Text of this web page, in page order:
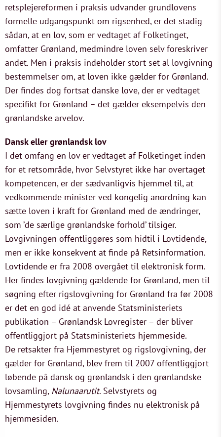
retsplejereformen i praksis udvander grundlovens
formelle udgangspunkt om rigsenhed, er det stadig
sådan, at en lov, som er vedtaget af Folketinget,
omfatter Grønland, medmindre loven selv foreskriver
andet. Men i praksis indeholder stort set al lovgivning
bestemmelser om, at loven ikke gælder for Grønland.
Der findes dog fortsat danske love, der er vedtaget
specifikt for Grønland – det gælder eksempelvis den
grønlandske arvelov.
Dansk eller grønlandsk lov
I det omfang en lov er vedtaget af Folketinget inden
for et retsområde, hvor Selvstyret ikke har overtaget
kompetencen, er der sædvanligvis hjemmel til, at
vedkommende minister ved kongelig anordning kan
sætte loven i kraft for Grønland med de ændringer,
som ’de særlige grønlandske forhold’ tilsiger.
Lovgivningen offentliggøres som hidtil i Lovtidende,
men er ikke konsekvent at finde på Retsinformation.
Lovtidende er fra 2008 overgået til elektronisk form.
Her findes lovgivning gældende for Grønland, men til
søgning efter rigslovgivning for Grønland fra før 2008
er det en god idé at anvende Statsministeriets
publikation – Grønlandsk Lovregister – der bliver
offentliggjort på Statsministeriets hjemmeside.
De retsakter fra Hjemmestyret og rigslovgivning, der
gælder for Grønland, blev frem til 2007 offentliggjort
løbende på dansk og grønlandsk i den grønlandske
lovsamling, Nalunaarutit. Selvstyrets og
Hjemmestyrets lovgivning findes nu elektronisk på
hjemmesiden.